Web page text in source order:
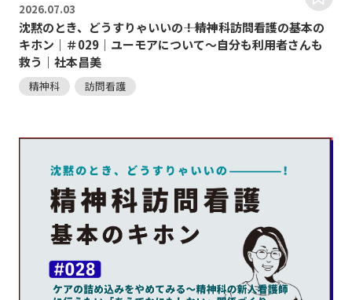
2026.07.03
沈黙のとき、どうすりゃいいの―――！精神科訪問看護の基本の
キホン｜＃029｜ユーモアについて～自分も利用者さんも
救う｜社本昌美
精神科 訪問看護